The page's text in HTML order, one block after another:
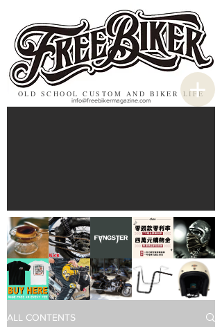
OLD SCHOOL CUSTOM AND BIKER LIFE
info@freebikermagazine.com
ALL CONTENTS